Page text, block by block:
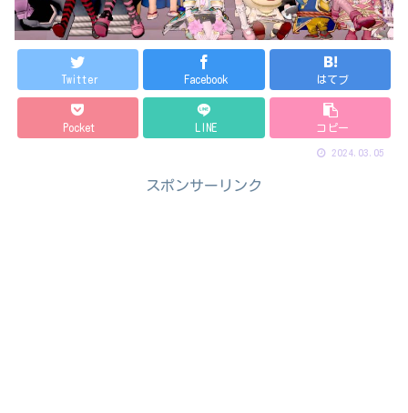
Twitter Facebook はてブ
Pocket LINE コピー
2024.03.05
スポンサーリンク